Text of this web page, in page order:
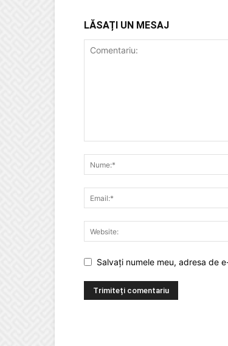
LĂSAȚI UN MESAJ
Salvați numele meu, adresa de